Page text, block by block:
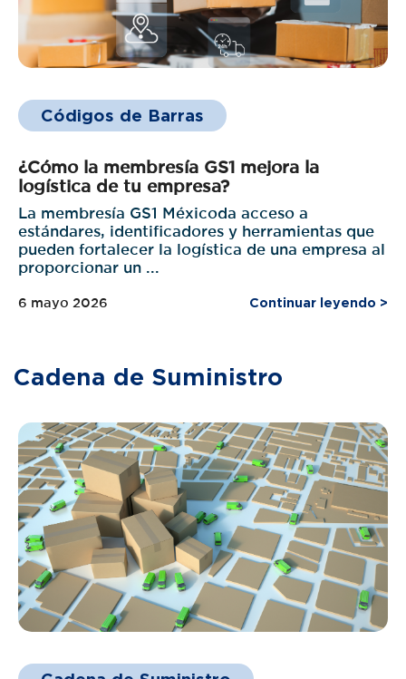
Códigos de Barras
¿Cómo la membresía GS1 mejora la
logística de tu empresa?
La membresía GS1 Méxicoda acceso a
estándares, identificadores y herramientas que
pueden fortalecer la logística de una empresa al
proporcionar un ...
6 mayo 2026 Continuar leyendo >
Cadena de Suministro